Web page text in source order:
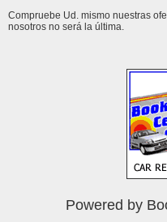
Compruebe Ud. mismo nuestras
nosotros no será la última.
Powered by